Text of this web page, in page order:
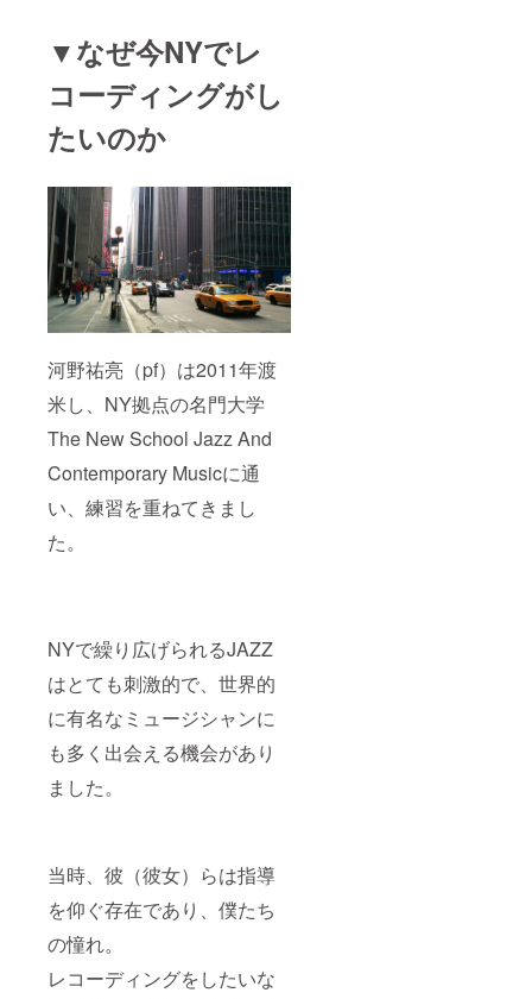
▼なぜ今NYでレ
コーディングがし
たいのか
河野祐亮（pf）は2011年渡
米し、NY拠点の名門大学
The New School Jazz And
Contemporary Musicに通
い、練習を重ねてきまし
た。
NYで繰り広げられるJAZZ
はとても刺激的で、世界的
に有名なミュージシャンに
も多く出会える機会があり
ました。
当時、彼（彼女）らは指導
を仰ぐ存在であり、僕たち
の憧れ。
レコーディングをしたいな